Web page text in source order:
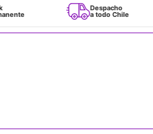
Despacho
a todo Chile